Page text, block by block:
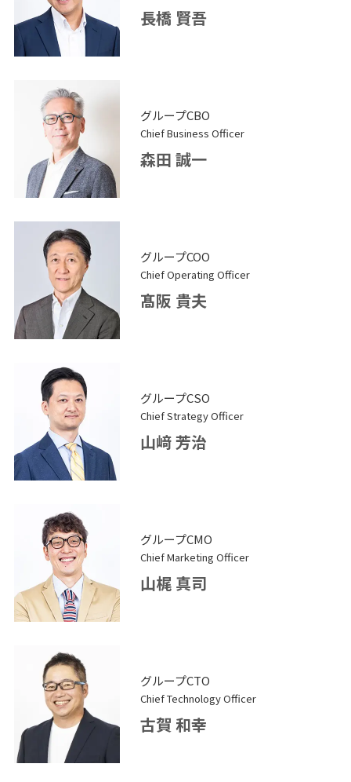
長橋 賢吾
グループCBO
Chief Business Officer
森田 誠一
グループCOO
Chief Operating Officer
髙阪 貴夫
グループCSO
Chief Strategy Officer
山﨑 芳治
グループCMO
Chief Marketing Officer
山梶 真司
グループCTO
Chief Technology Officer
古賀 和幸